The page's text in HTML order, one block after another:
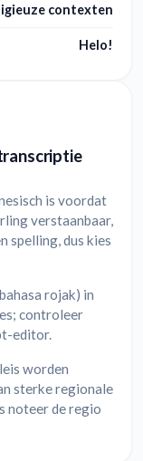
contexten
Helo!
is voordat
verstaanbaar,
spelling, dus kies
rojak) in
controleer
editor.
worden
sterke regionale
noteer de regio